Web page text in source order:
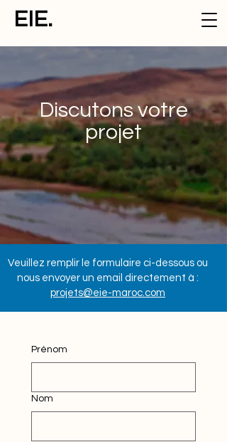
EIE.
Discutons votre
projet
Veuillez remplir le formulaire ci-dessous ou
nous envoyer un email directement à :
projets@eie-maroc.com
Prénom
Nom